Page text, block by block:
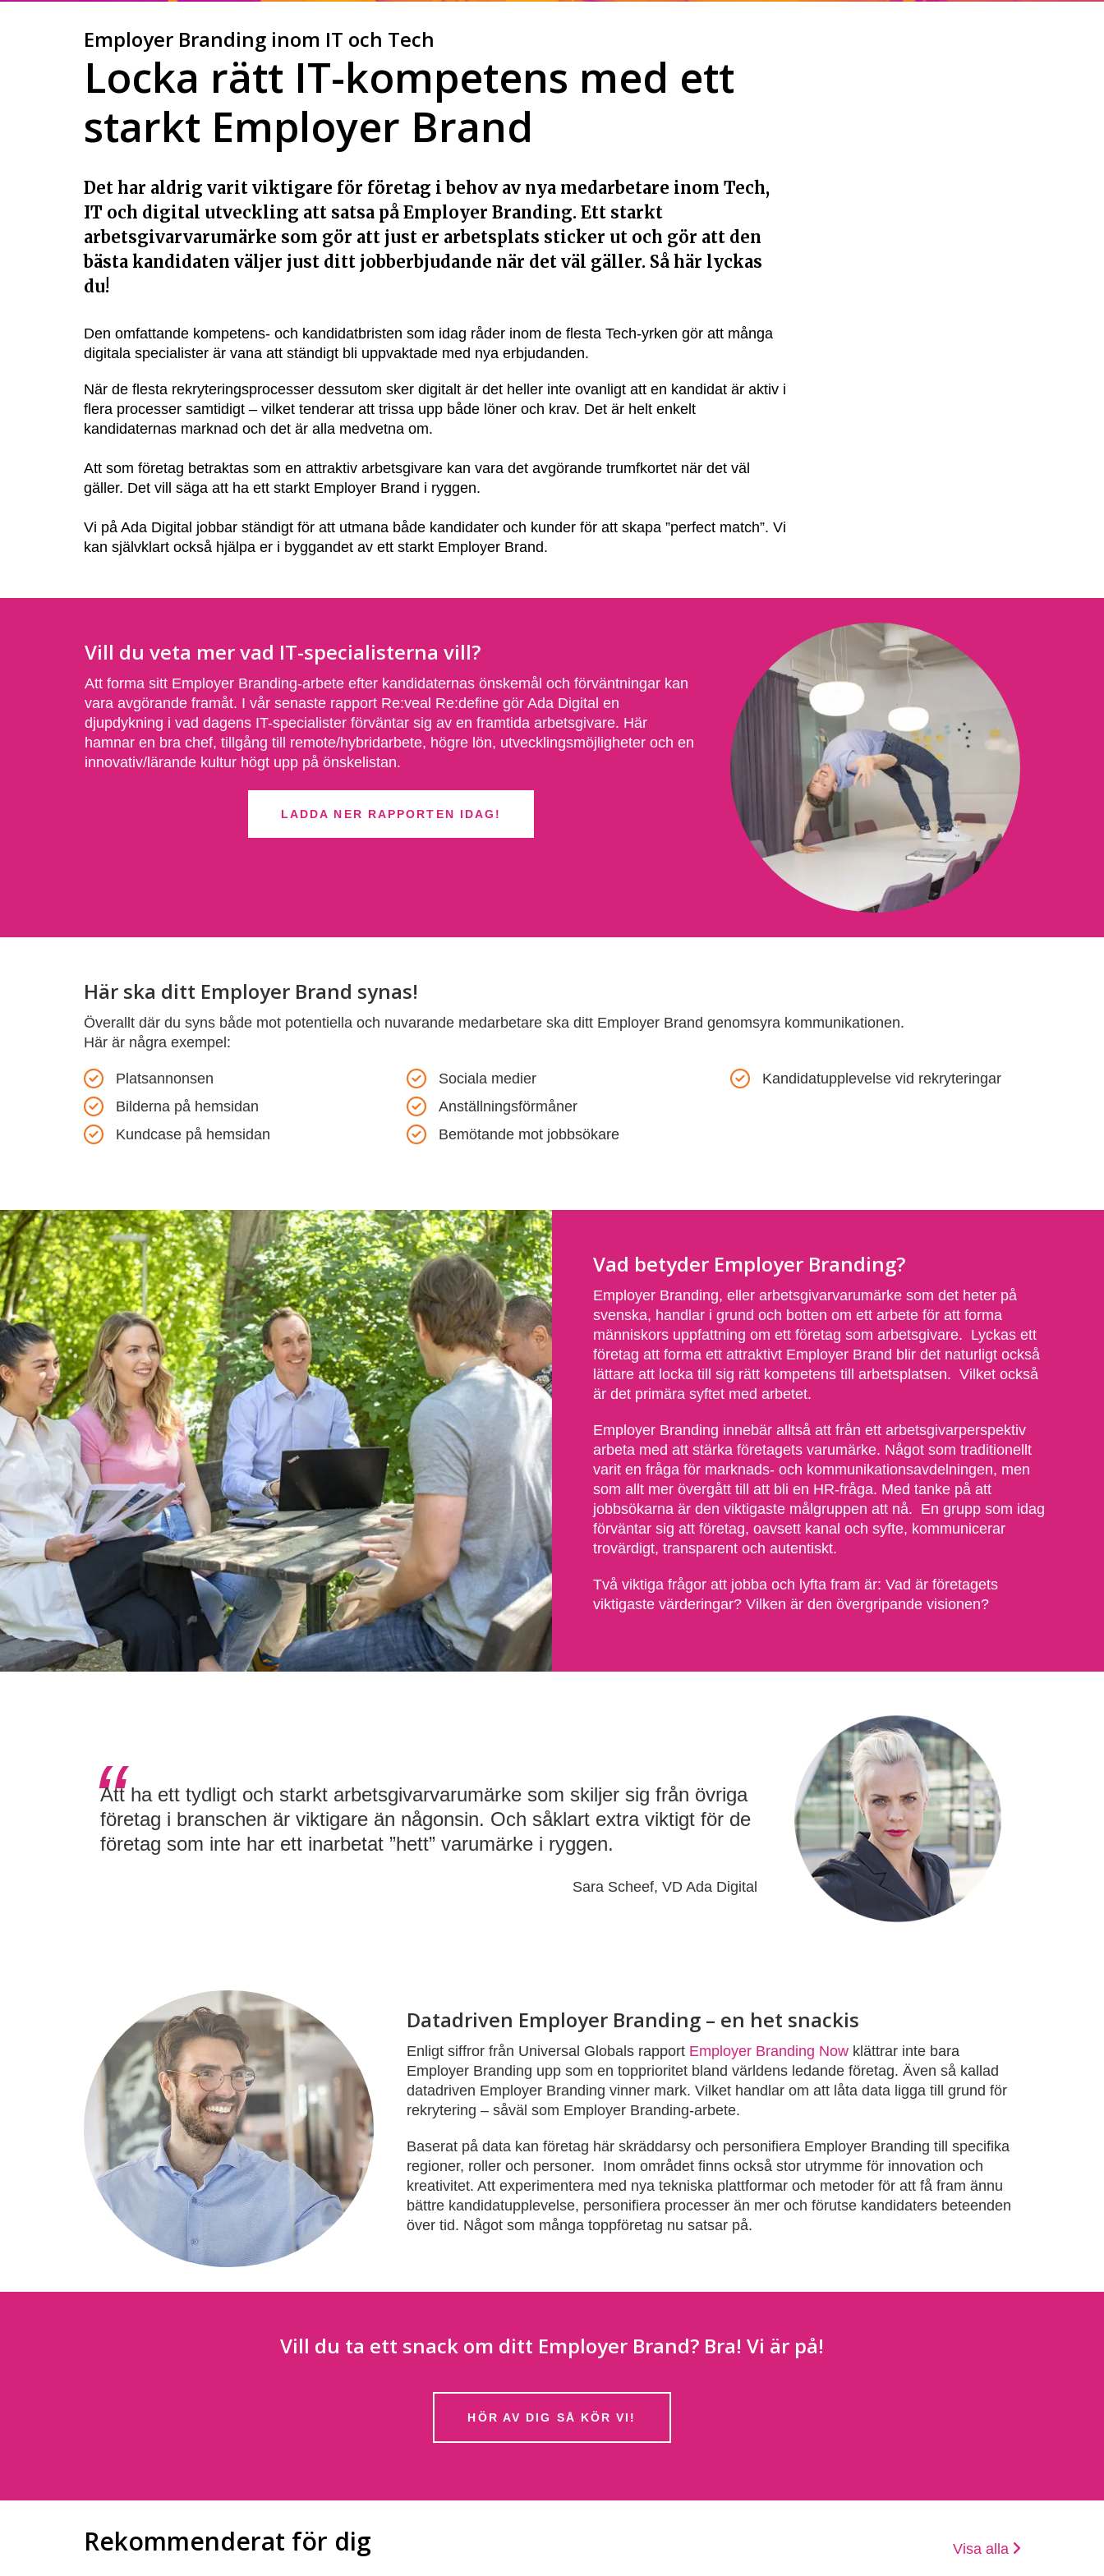
Employer Branding inom IT och Tech
Locka rätt IT-kompetens med ett
starkt Employer Brand
Det har aldrig varit viktigare för företag i behov av nya medarbetare inom Tech,
IT och digital utveckling att satsa på Employer Branding. Ett starkt
arbetsgivarvarumärke som gör att just er arbetsplats sticker ut och gör att den
bästa kandidaten väljer just ditt jobberbjudande när det väl gäller. Så här lyckas
du!
Den omfattande kompetens- och kandidatbristen som idag råder inom de flesta Tech-yrken gör att många
digitala specialister är vana att ständigt bli uppvaktade med nya erbjudanden.
När de flesta rekryteringsprocesser dessutom sker digitalt är det heller inte ovanligt att en kandidat är aktiv i
flera processer samtidigt – vilket tenderar att trissa upp både löner och krav. Det är helt enkelt
kandidaternas marknad och det är alla medvetna om.
Att som företag betraktas som en attraktiv arbetsgivare kan vara det avgörande trumfkortet när det väl
gäller. Det vill säga att ha ett starkt Employer Brand i ryggen.
Vi på Ada Digital jobbar ständigt för att utmana både kandidater och kunder för att skapa ”perfect match”. Vi
kan självklart också hjälpa er i byggandet av ett starkt Employer Brand.
Vill du veta mer vad IT-specialisterna vill?
Att forma sitt Employer Branding-arbete efter kandidaternas önskemål och förväntningar kan
vara avgörande framåt. I vår senaste rapport Re:veal Re:define gör Ada Digital en
djupdykning i vad dagens IT-specialister förväntar sig av en framtida arbetsgivare. Här
hamnar en bra chef, tillgång till remote/hybridarbete, högre lön, utvecklingsmöjligheter och en
innovativ/lärande kultur högt upp på önskelistan.
LADDA NER RAPPORTEN IDAG!
Här ska ditt Employer Brand synas!
Överallt där du syns både mot potentiella och nuvarande medarbetare ska ditt Employer Brand genomsyra kommunikationen.
Här är några exempel:
Platsannonsen
Bilderna på hemsidan
Kundcase på hemsidan
Sociala medier
Anställningsförmåner
Bemötande mot jobbsökare
Kandidatupplevelse vid rekryteringar
Vad betyder Employer Branding?
Employer Branding, eller arbetsgivarvarumärke som det heter på
svenska, handlar i grund och botten om ett arbete för att forma
människors uppfattning om ett företag som arbetsgivare. Lyckas ett
företag att forma ett attraktivt Employer Brand blir det naturligt också
lättare att locka till sig rätt kompetens till arbetsplatsen. Vilket också
är det primära syftet med arbetet.
Employer Branding innebär alltså att från ett arbetsgivarperspektiv
arbeta med att stärka företagets varumärke. Något som traditionellt
varit en fråga för marknads- och kommunikationsavdelningen, men
som allt mer övergått till att bli en HR-fråga. Med tanke på att
jobbsökarna är den viktigaste målgruppen att nå. En grupp som idag
förväntar sig att företag, oavsett kanal och syfte, kommunicerar
trovärdigt, transparent och autentiskt.
Två viktiga frågor att jobba och lyfta fram är: Vad är företagets
viktigaste värderingar? Vilken är den övergripande visionen?
Att ha ett tydligt och starkt arbetsgivarvarumärke som skiljer sig från övriga
företag i branschen är viktigare än någonsin. Och såklart extra viktigt för de
företag som inte har ett inarbetat ”hett” varumärke i ryggen.
Sara Scheef, VD Ada Digital
Datadriven Employer Branding – en het snackis
Enligt siffror från Universal Globals rapport Employer Branding Nowklättrar inte bara
Employer Branding upp som en topprioritet bland världens ledande företag. Även så kallad
datadriven Employer Branding vinner mark. Vilket handlar om att låta data ligga till grund för
rekrytering – såväl som Employer Branding-arbete.
Baserat på data kan företag här skräddarsy och personifiera Employer Branding till specifika
regioner, roller och personer. Inom området finns också stor utrymme för innovation och
kreativitet. Att experimentera med nya tekniska plattformar och metoder för att få fram ännu
bättre kandidatupplevelse, personifiera processer än mer och förutse kandidaters beteenden
över tid. Något som många toppföretag nu satsar på.
Vill du ta ett snack om ditt Employer Brand? Bra! Vi är på!
HÖR AV DIG SÅ KÖR VI!
Rekommenderat för dig Visa alla